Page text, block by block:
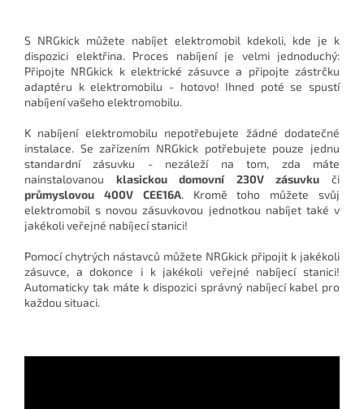
S NRGkick můžete nabíjet elektromobil kdekoli, kde je k
dispozici elektřina. Proces nabíjení je velmi jednoduchý:
Připojte NRGkick k elektrické zásuvce a připojte zástrčku
adaptéru k elektromobilu - hotovo! Ihned poté se spustí
nabíjení vašeho elektromobilu.
K nabíjení elektromobilu nepotřebujete žádné dodatečné
instalace. Se zařízením NRGkick potřebujete pouze jednu
standardní zásuvku - nezáleží na tom, zda máte
nainstalovanou klasickou domovní 230V zásuvku či
průmyslovou 400V CEE16A. Kromě toho můžete svůj
elektromobil s novou zásuvkovou jednotkou nabíjet také v
jakékoli veřejné nabíjecí stanici!
Pomocí chytrých nástavců můžete NRGkick připojit k jakékoli
zásuvce, a dokonce i k jakékoli veřejné nabíjecí stanici!
Automaticky tak máte k dispozici správný nabíjecí kabel pro
každou situaci.